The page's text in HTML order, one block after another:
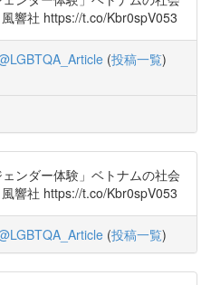
響社 https://t.co/Kbr0spV053
(投稿一覧)
ンダー体験」ベトナムの社会
響社 https://t.co/Kbr0spV053
(投稿一覧)